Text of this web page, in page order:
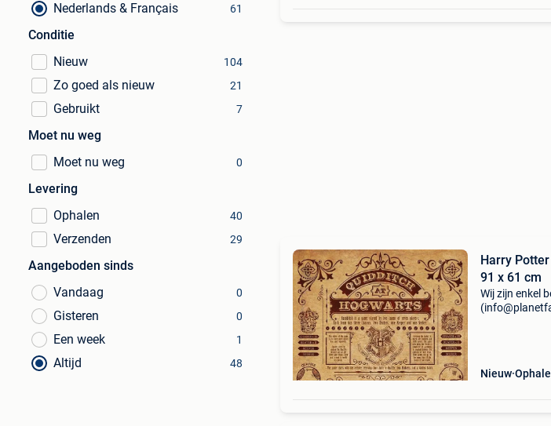
Nederlands & Français 61
Conditie
Nieuw
104
Zo goed als nieuw 21
Gebruikt 7
Moet nu weg
Moet nu weg
0
Levering
Ophalen
40
Verzenden 29
Aangeboden sinds
Vandaag
0
Gisteren 0
Een week 1
Altijd 48
Harry
91 x 61 cm
Wij zijn enkel
Nieuw